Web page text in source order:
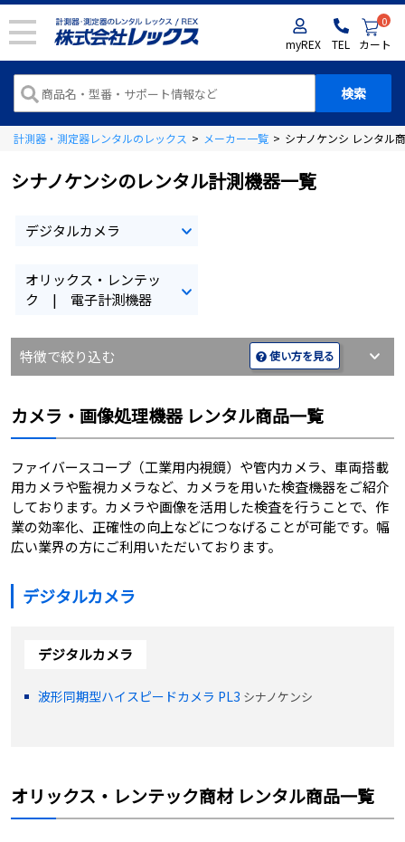
myREX TEL
0
カート
計測器・測定器レンタルのレックス > メーカー一覧 > シナノケンシ レンタル
シナノケンシのレンタル計測機器一覧
デジタルカメラ
オリックス・レンテッ
ク | 電子計測機器
使い方を見る
特徴で絞り込む
カメラ・画像処理機器 レンタル商品一覧
ファイバースコープ（工業用内視鏡）や管内カメラ、車両搭載
用カメラや監視カメラなど、カメラを用いた検査機器をご紹介
しております。カメラや画像を活用した検査を行うことで、作
業の効率化、正確性の向上などにつなげることが可能です。幅
広い業界の方にご利用いただいております。
デジタルカメラ
デジタルカメラ
波形同期型ハイスピードカメラ PL3 シナノケンシ
オリックス・レンテック商材 レンタル商品一覧